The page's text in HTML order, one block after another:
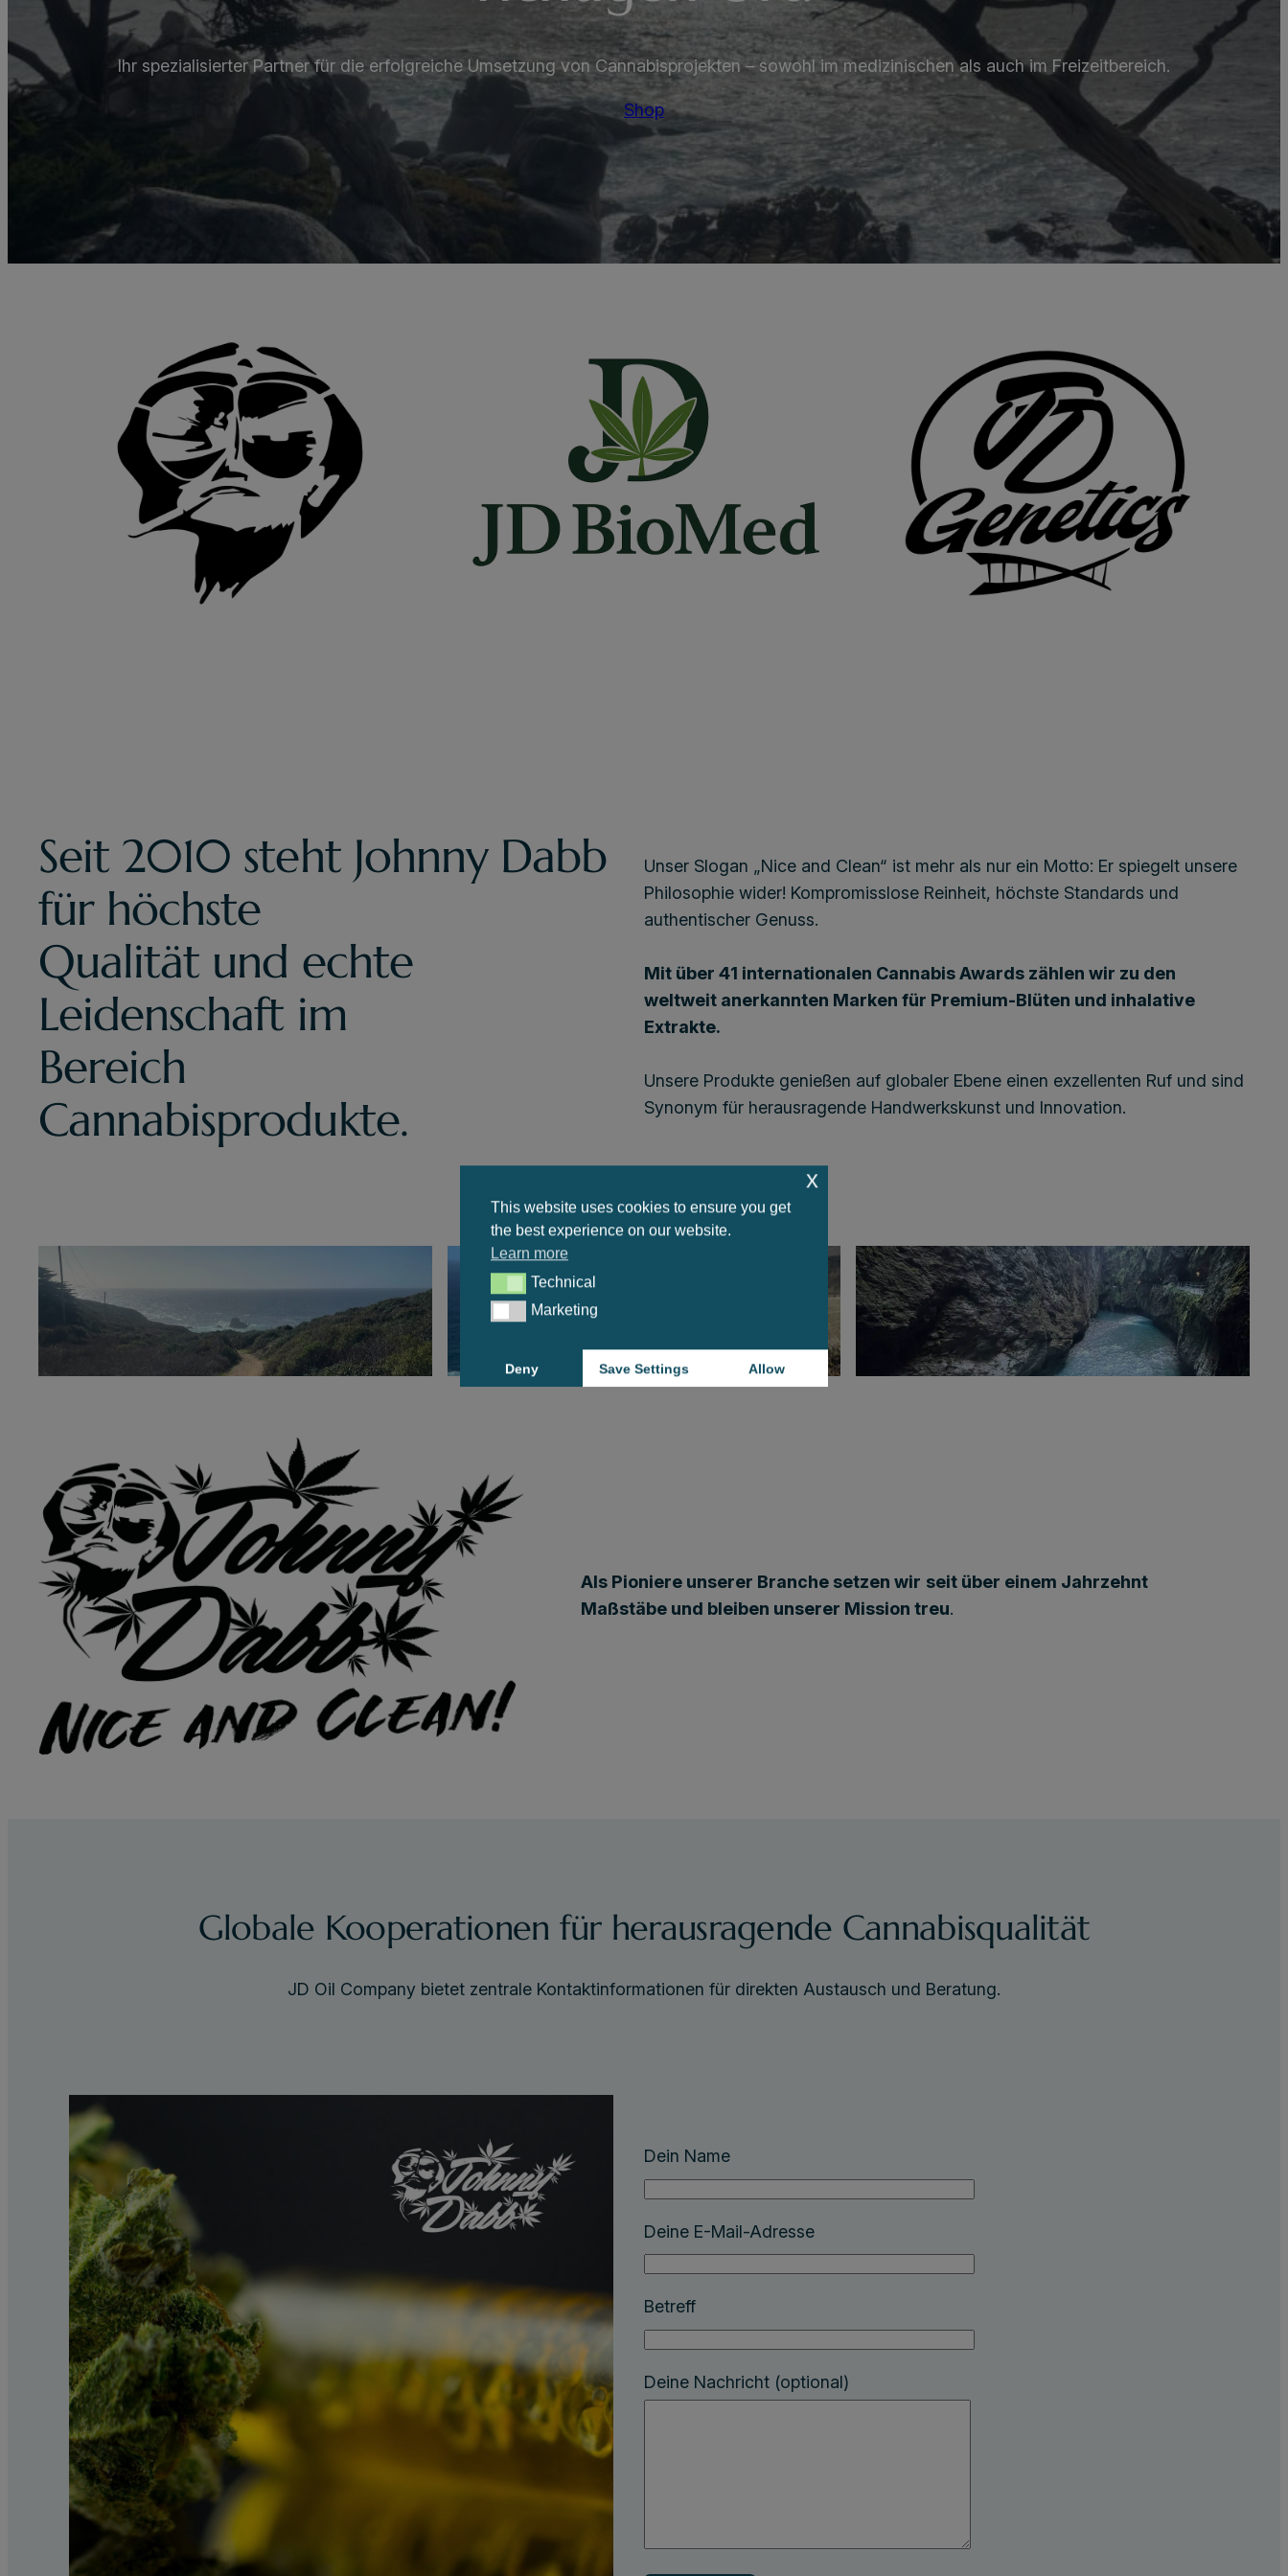
Ihr spezialisierter Partner für die erfolgreiche Umsetzung von Cannabisprojekten – sowohl im medizinischen als auch im Freizeitbereich.
Shop
Seit 2010 steht Johnny Dabb
für höchste
Qualität und echte
Leidenschaft im
Bereich
Cannabisprodukte.
Unser Slogan „Nice and Clean“ ist mehr als nur ein Motto: Er spiegelt unsere
Philosophie wider! Kompromisslose Reinheit, höchste Standards und
authentischer Genuss.
Mit über 41 internationalen Cannabis Awards zählen wir zu den
weltweit anerkannten Marken für Premium-Blüten und inhalative
Extrakte.
Unsere Produkte genießen auf globaler Ebene einen exzellenten Ruf und sind
Synonym für herausragende Handwerkskunst und Innovation.
Als Pioniere unserer Branche setzen wir seit über einem Jahrzehnt
Maßstäbe und bleiben unserer Mission treu.
Globale Kooperationen für herausragende Cannabisqualität
JD Oil Company bietet zentrale Kontaktinformationen für direkten Austausch und Beratung.
Dein Name
Deine E-Mail-Adresse
Betreff
Deine Nachricht (optional)
This website uses cookies to ensure you get
the best experience on our website.
Learn more
TechnicalTechnical
MarketingMarketing
Deny Save Settings Allow
x